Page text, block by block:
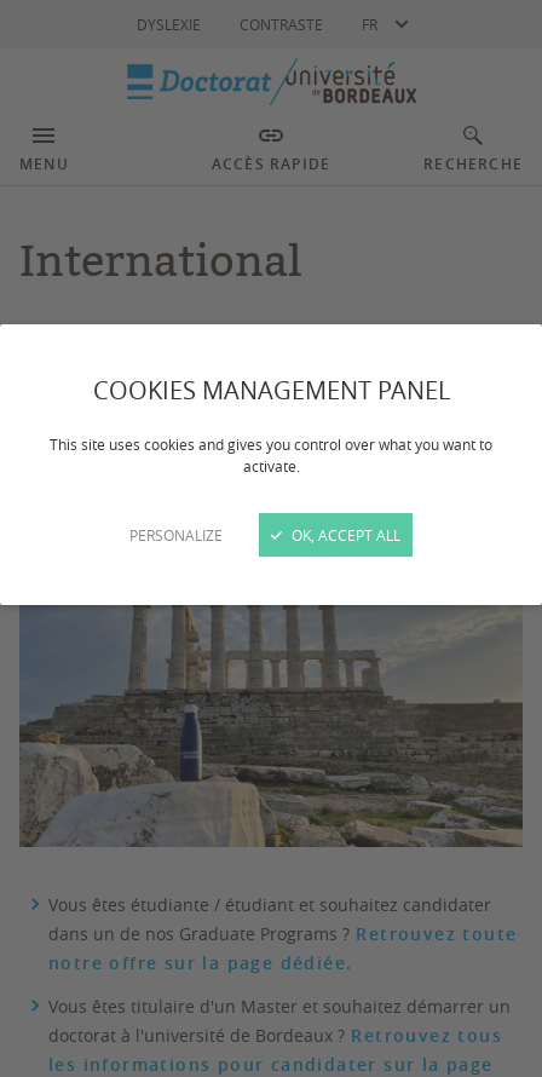
COOKIES MANAGEMENT PANEL
This site uses cookies and gives you control over what you want to
activate.
PERSONALIZE OK, ACCEPT ALL
DYSLEXIE CONTRASTE FR
MENU ACCÈS RAPIDE RECHERCHE
International
recherche, l’université de Bordeaux est
particulièrement attentive à favoriser et accompagner
Vous êtes étudiante / étudiant et souhaitez candidater
dans un de nos Graduate Programs ? Retrouvez toute
notre offre sur la page dédiée.
Vous êtes titulaire d'un Master et souhaitez démarrer un
doctorat à l'université de Bordeaux ? Retrouvez tous
les informations pour candidater sur la page